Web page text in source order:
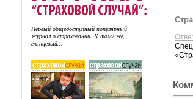
Первый общедоступный популярный
журнал о страховании. К тому же,
глянцевый...